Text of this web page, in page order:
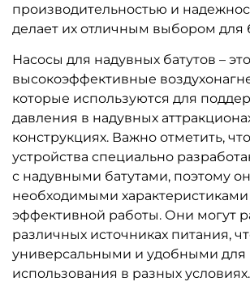
производительностью и
делает их отличным выбором для
Насосы для надувных батутов – это
высокоэффективные
которые используются для
давления в надувных
конструкциях. Важно отметить,
устройства специально
с надувными батутами, поэтому
необходимыми
эффективной работы. Они могут
различных источниках питания,
универсальными и удобными для
использования в разных